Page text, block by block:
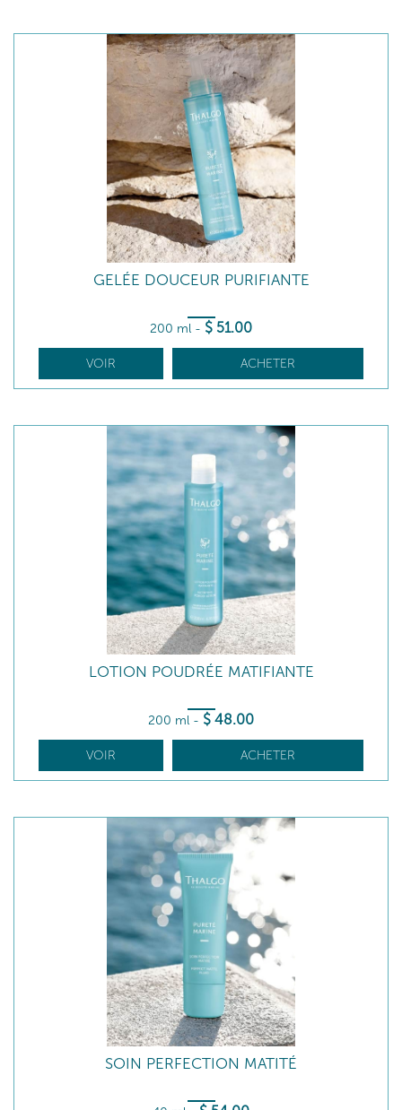
GELÉE DOUCEUR PURIFIANTE
200 ml - $ 51.00
VOIR ACHETER
LOTION POUDRÉE MATIFIANTE
200 ml - $ 48.00
VOIR ACHETER
SOIN PERFECTION MATITÉ